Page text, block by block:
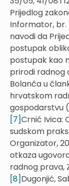
Prijedlog
Informator, br.
navodi da
postupak
postupak kao
prirodi radnog
Bolanča u
hrvatskom
gospodarstvu
[7]Crnić Ivica:
sudskom
Organizator,
otkaza
radnog prava,
[8]Dugonjić,